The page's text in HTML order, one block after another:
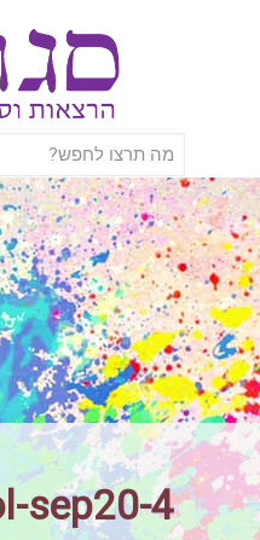
sep20-4